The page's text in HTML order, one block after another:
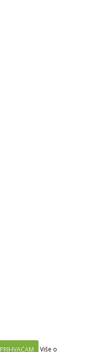
PRIHVAĆAM Više o